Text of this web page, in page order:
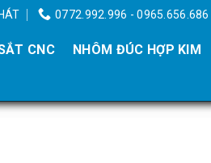
0772.992.996 - 0965.656.686
CNC NHÔM ĐÚC HỢP KIM